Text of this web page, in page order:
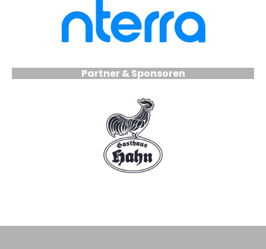
Partner & Sponsoren